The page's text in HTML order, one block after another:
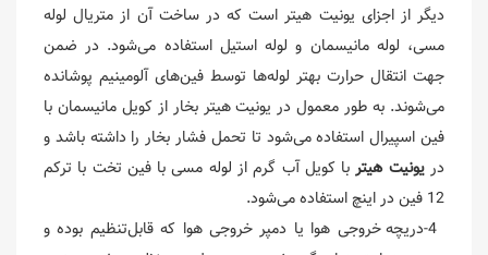
دیگر از اجزای یونیت هیتر است که در ساخت آن از متریال لوله
مسی، لوله مانیسمان و لوله استیل استفاده می‌شود. در ضمن
جهت انتقال حرارت بهتر لوله‌ها توسط فین‌های آلومینیم پوشانده
می‌شوند. به طور معمول در یونیت هیتر بخار از کویل مانیسمان با
فین اسپیرال استفاده می‌شود تا تحمل فشار بخار را داشته باشد و
دریونیت هیتربا کویل آب گرم از لوله مسی با فین تخت با ترکم
12 فین در اینچ استفاده می‌شود.
4-دریچه خروجی هوا یا دمپر خروجی هوا که قابل‌تنظیم بوده و